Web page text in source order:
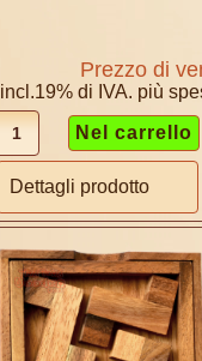
Prezzo di
incl.19% di IVA. più
Dettagli prodotto